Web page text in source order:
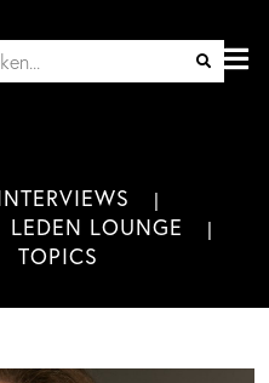
LEDEN LOUNGE
TOPICS